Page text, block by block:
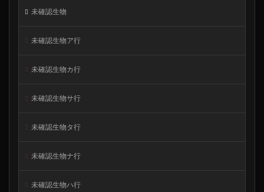
未確認生物
未確認生物ア行
未確認生物カ行
未確認生物サ行
未確認生物タ行
未確認生物ナ行
未確認生物ハ行